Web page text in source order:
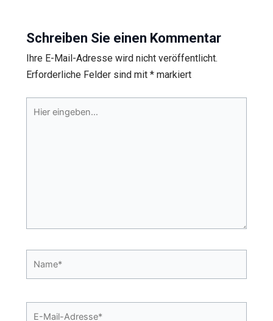
Schreiben Sie einen Kommentar
Ihre E-Mail-Adresse wird nicht veröffentlicht.
Erforderliche Felder sind mit *markiert